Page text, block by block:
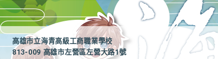
高雄市立海青高級工商職業學校
813-009 高雄市左營區左營大路1號